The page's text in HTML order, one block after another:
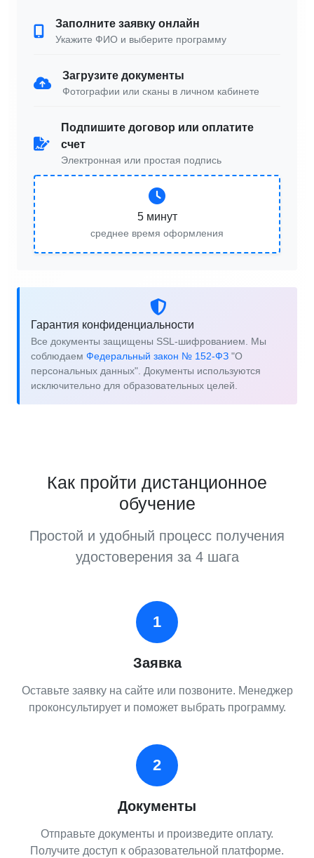
Заполните заявку онлайн
Укажите ФИО и выберите программу
Загрузите документы
Фотографии или сканы в личном кабинете
Подпишите договор или оплатите
счет
Электронная или простая подпись
5 минут
среднее время оформления
Гарантия конфиденциальности
Все документы защищены SSL-шифрованием. Мы
соблюдаем Федеральный закон № 152-ФЗ "О
персональных данных". Документы используются
исключительно для образовательных целей.
Как пройти дистанционное
обучение
Простой и удобный процесс получения
удостоверения за 4 шага
1
Заявка
Оставьте заявку на сайте или позвоните. Менеджер
проконсультирует и поможет выбрать программу.
2
Документы
Отправьте документы и произведите оплату.
Получите доступ к образовательной платформе.